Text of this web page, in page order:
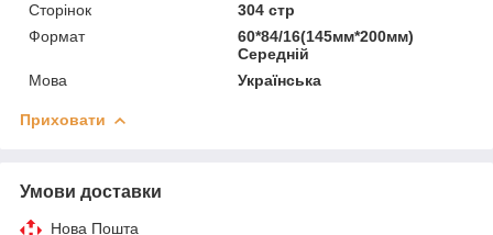
Сторінок
304 стр
Формат
60*84/16(145мм*200мм)
Середній
Мова
Українська
Приховати
Умови доставки
Нова Пошта